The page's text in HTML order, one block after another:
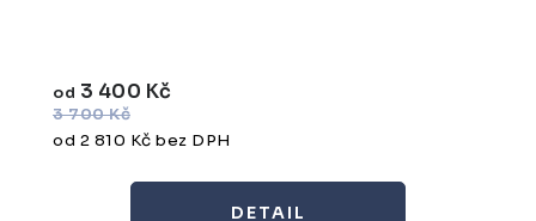
od 2 810 Kč bez DPH
od 3 400 Kč
3 700 Kč